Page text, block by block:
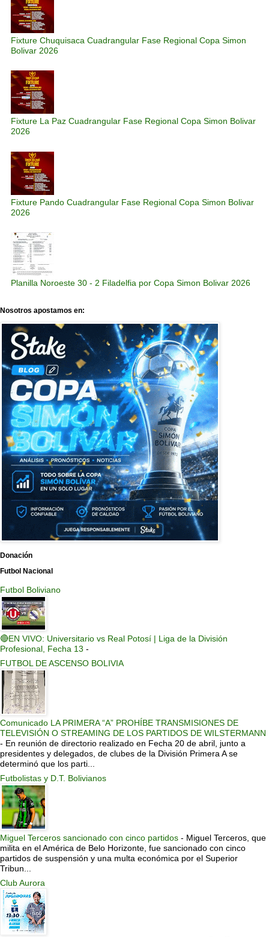
Fixture Chuquisaca Cuadrangular Fase Regional Copa Simon
Bolivar 2026
Fixture La Paz Cuadrangular Fase Regional Copa Simon Bolivar
2026
Fixture Pando Cuadrangular Fase Regional Copa Simon Bolivar
2026
Planilla Noroeste 30 - 2 Filadelfia por Copa Simon Bolivar 2026
Nosotros apostamos en:
Donación
Futbol Nacional
Futbol Boliviano
🔴EN VIVO: Universitario vs Real Potosí | Liga de la División
Profesional, Fecha 13 -
FUTBOL DE ASCENSO BOLIVIA
Comunicado LA PRIMERA “A” PROHÍBE TRANSMISIONES DE
TELEVISIÓN O STREAMING DE LOS PARTIDOS DE WILSTERMANN
- En reunión de directorio realizado en Fecha 20 de abril, junto a
presidentes y delegados, de clubes de la División Primera A se
determinó que los parti...
Futbolistas y D.T. Bolivianos
Miguel Terceros sancionado con cinco partidos - Miguel Terceros, que
milita en el América de Belo Horizonte, fue sancionado con cinco
partidos de suspensión y una multa económica por el Superior
Tribun...
Club Aurora